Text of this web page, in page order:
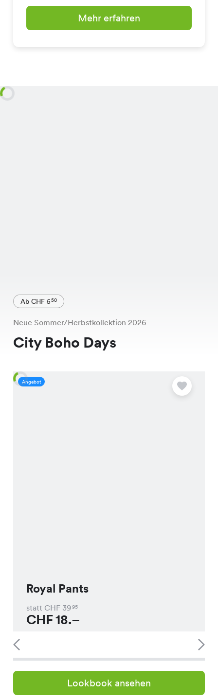
Mehr erfahren
Ab CHF 550
Neue Sommer/Herbstkollektion 2026
City Boho Days
Angebot
Royal Pants
statt CHF 3995
CHF18.–
Lookbook ansehen